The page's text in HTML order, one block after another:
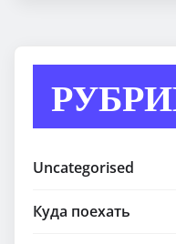
Uncategorised
Куда поехать